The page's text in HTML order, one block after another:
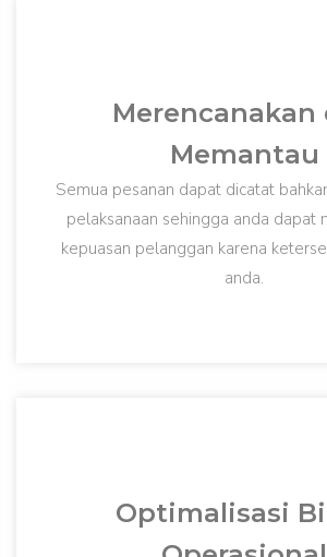
Merencanakan
Memantau
Semua pesanan dapat dicatat
pelaksanaan sehingga anda dapat
kepuasan pelanggan karena
anda.
Optimalisasi